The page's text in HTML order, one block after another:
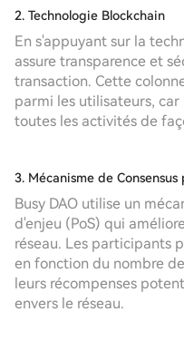
2. Technologie Blockchain
En s'appuyant sur la
assure transparence et
transaction. Cette
parmi les utilisateurs,
toutes les activités de
3. Mécanisme de
Busy DAO utilise un
d'enjeu (PoS) qui
réseau. Les participants
en fonction du nombre
leurs récompenses
envers le réseau.